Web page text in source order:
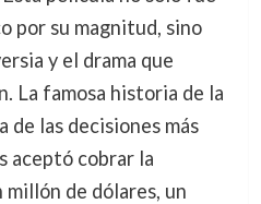
por su magnitud, sino
y el drama que
La famosa historia de la
de las decisiones más
aceptó cobrar la
de dólares, un